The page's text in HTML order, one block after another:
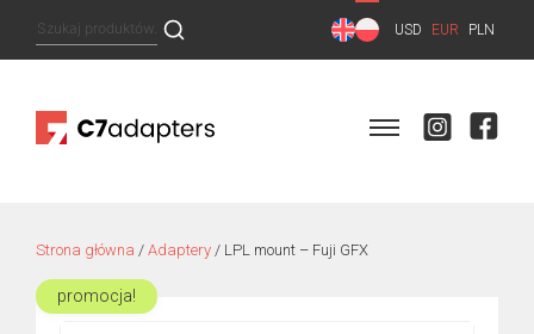
Szukaj: USD EUR PLN
Strona główna / Adaptery / LPL mount – Fuji GFX
promocja!